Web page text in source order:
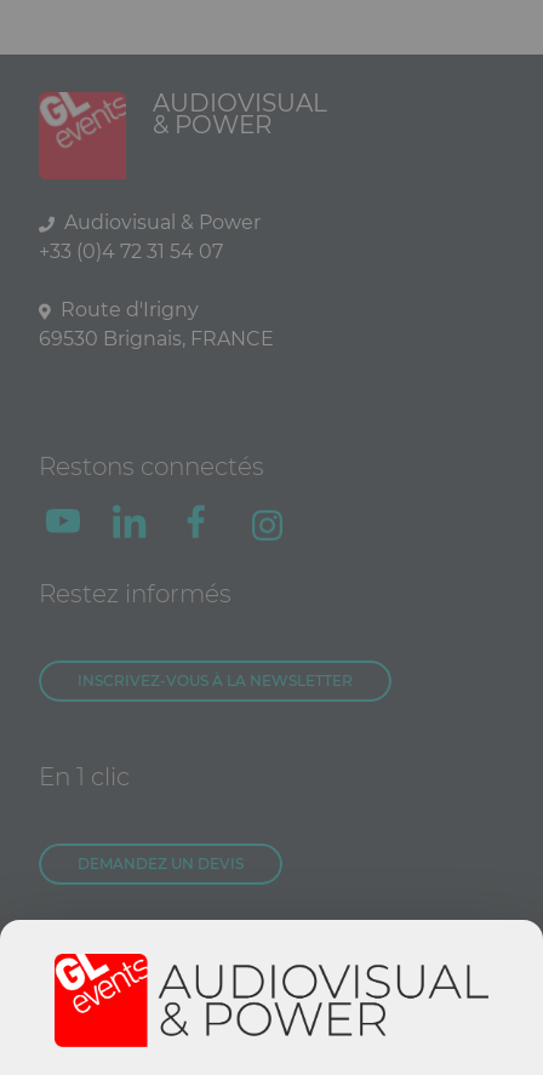
AUDIOVISUAL
& POWER
Audiovisual & Power
+33 (0)4 72 31 54 07
Route d'Irigny
69530 Brignais, FRANCE
Restons connectés
Restez informés
INSCRIVEZ-VOUS À LA NEWSLETTER
En 1 clic
DEMANDEZ UN DEVIS
NOUS REJOINDRE
CONTACTEZ-NOUS